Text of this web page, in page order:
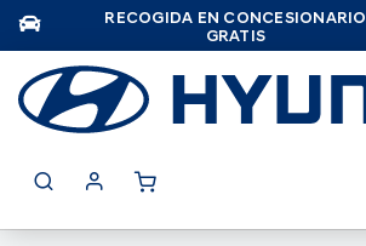
RECOGIDA EN CONCESIONARIO
GRATIS